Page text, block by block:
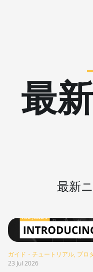
BITMAIN
XP Hyd (430Th)
BITMAIN
XP Hyd 3U
BITMAIN
BITMAIN
BITMAIN
BITMAIN
BITMAIN
BITMAIN
最
最新
ガイド・チュートリアル, プロ
23 Jul 2026